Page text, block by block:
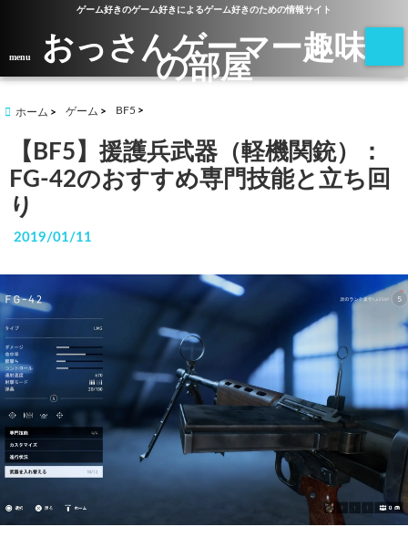
ゲーム好きのゲーム好きによるゲーム好きのための情報サイト
menu おっさんゲーマー趣味
の部屋
ホーム ゲーム BF5
【BF5】援護兵武器（軽機関銃）：
FG-42のおすすめ専門技能と立ち回
り
2019/01/11